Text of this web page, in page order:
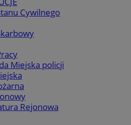
Cywilnego
Miejska policji
Rejonowa